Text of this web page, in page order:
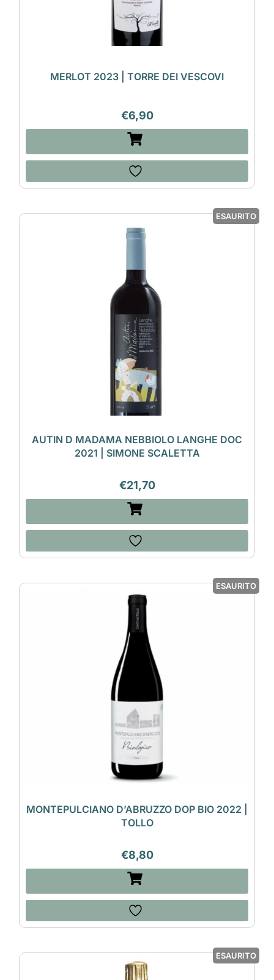
MERLOT 2023 | TORRE DEI VESCOVI
€6,90
ESAURITO
AUTIN D MADAMA NEBBIOLO LANGHE DOC
2021 | SIMONE SCALETTA
€21,70
ESAURITO
MONTEPULCIANO D’ABRUZZO DOP BIO 2022 |
TOLLO
€8,80
ESAURITO